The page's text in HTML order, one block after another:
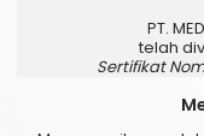
PT.
telah
Sertifikat